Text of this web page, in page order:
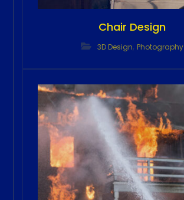
Chair Design
3D Design, Photography